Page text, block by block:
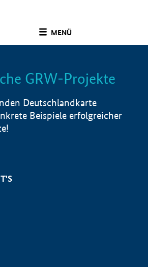
MENÜ
Info
GRW-Projekte
Deutschlandkarte
Beispiele erfolgreicher